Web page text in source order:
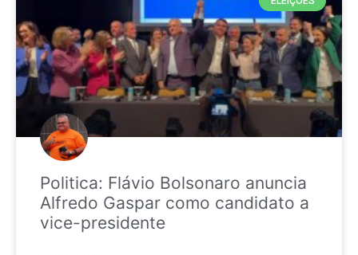
Politica: Flávio Bolsonaro anuncia
Alfredo Gaspar como candidato a
vice-presidente